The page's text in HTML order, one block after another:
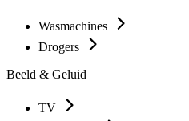
Wasmachines
Drogers
Beeld & Geluid
TV